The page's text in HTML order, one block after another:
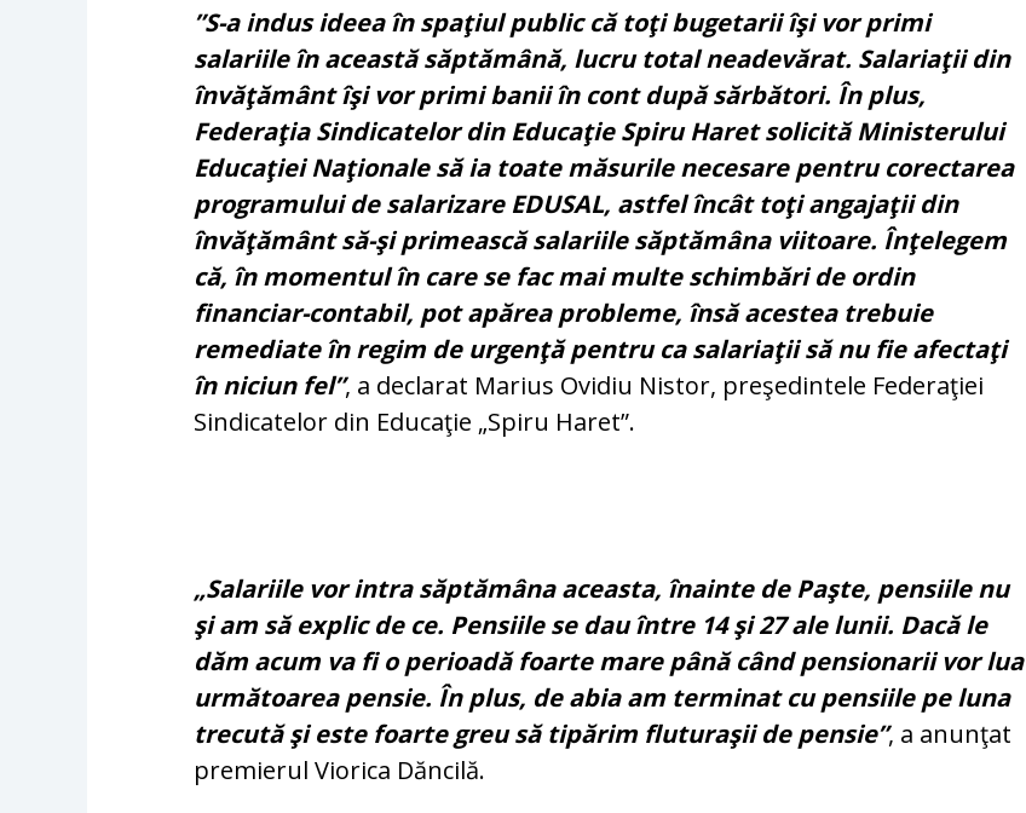
”S-a indus ideea în spaţiul public că toţi bugetarii îşi vor primi
salariile în această săptămână, lucru total neadevărat. Salariaţii din
învăţământ îşi vor primi banii în cont după sărbători. În plus,
Federaţia Sindicatelor din Educaţie Spiru Haret solicită Ministerului
Educaţiei Naţionale să ia toate măsurile necesare pentru corectarea
programului de salarizare EDUSAL, astfel încât toţi angajaţii din
învăţământ să-şi primească salariile săptămâna viitoare. Înţelegem
că, în momentul în care se fac mai multe schimbări de ordin
financiar-contabil, pot apărea probleme, însă acestea trebuie
remediate în regim de urgenţă pentru ca salariaţii să nu fie afectaţi
în niciun fel”, a declarat Marius Ovidiu Nistor, preşedintele Federaţiei
Sindicatelor din Educaţie „Spiru Haret”.
„Salariile vor intra săptămâna aceasta, înainte de Paşte, pensiile nu
şi am să explic de ce. Pensiile se dau între 14 şi 27 ale lunii. Dacă le
dăm acum va fi o perioadă foarte mare până când pensionarii vor lua
următoarea pensie. În plus, de abia am terminat cu pensiile pe luna
trecută şi este foarte greu să tipărim fluturaşii de pensie”, a anunţat
premierul Viorica Dăncilă.